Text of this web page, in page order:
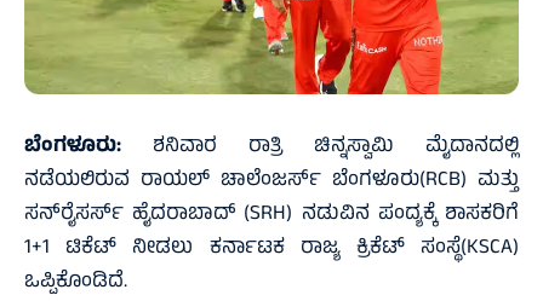
ಬೆಂಗಳೂರು: ಶನಿವಾರ ರಾತ್ರಿ ಚಿನ್ನಸ್ವಾಮಿ ಮೈದಾನದಲ್ಲಿ
ನಡೆಯಲಿರುವ ರಾಯಲ್‌ ಚಾಲೆಂಜರ್ಸ್‌ ಬೆಂಗಳೂರು(RCB) ಮತ್ತು
ಸನ್‌ರೈಸರ್ಸ್‌ ಹೈದರಾಬಾದ್‌ (SRH) ನಡುವಿನ ಪಂದ್ಯಕ್ಕೆ ಶಾಸಕರಿಗೆ
1+1 ಟಿಕೆಟ್‌ ನೀಡಲು ಕರ್ನಾಟಕ ರಾಜ್ಯ ಕ್ರಿಕೆಟ್‌ ಸಂಸ್ಥೆ(KSCA)
ಒಪ್ಪಿಕೊಂಡಿದೆ.